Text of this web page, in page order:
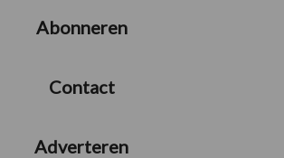
Abonneren
Contact
Adverteren